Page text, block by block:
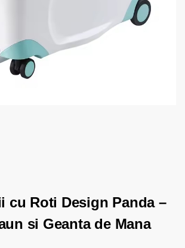
cu Roti Design Panda –
si Geanta de Mana